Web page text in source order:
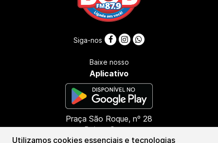
Utilizamos cookies essenciais e tecnologias
Praça São Roque, nº 28
Bairro: Centro
CEP: 45416-000
Siga-nos
Baixe nosso
Aplicativo